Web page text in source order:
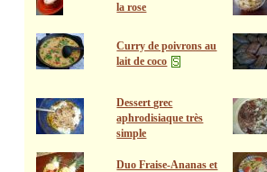
la rose
Curry de poivrons au
lait de coco
Dessert grec
aphrodisiaque très
simple
Duo Fraise-Ananas et